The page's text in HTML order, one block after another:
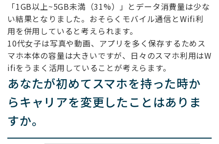
「1GB以上~5GB未満（31%）」とデータ消費量は少な
い結果となりました。おそらくモバイル通信とWifi利
用を併用していると考えられます。
10代女子は写真や動画、アプリを多く保存するためス
マホ本体の容量は大きいですが、日々のスマホ利用はW
ifiをうまく活用していることが考えらます。
あなたが初めてスマホを持った時か
らキャリアを変更したことはありま
すか。